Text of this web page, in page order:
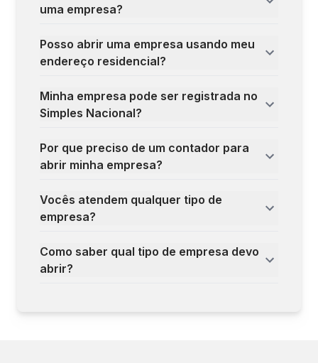
uma empresa?
Posso abrir uma empresa usando meu
endereço residencial?
Minha empresa pode ser registrada no
Simples Nacional?
Por que preciso de um contador para
abrir minha empresa?
Vocês atendem qualquer tipo de
empresa?
Como saber qual tipo de empresa devo
abrir?